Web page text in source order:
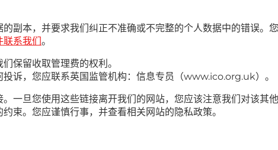
副本，并要求我们纠正不准确或不完整的个人数据中的错误。
联系我们。
保留收取管理费的权利。
诉，您应联系英国监管机构：信息专员（www.ico.org.uk）。
一旦您使用这些链接离开我们的网站，您应该注意我们对该
束。您应谨慎行事，并查看相关网站的隐私政策。